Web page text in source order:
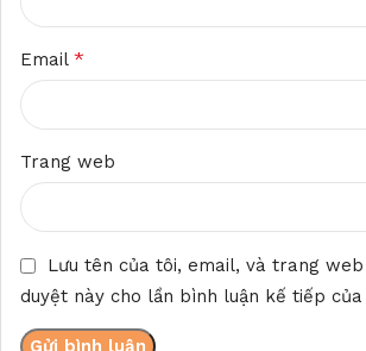
Email *
Trang web
Lưu tên của tôi, email, và trang
duyệt này cho lần bình luận kế tiếp của